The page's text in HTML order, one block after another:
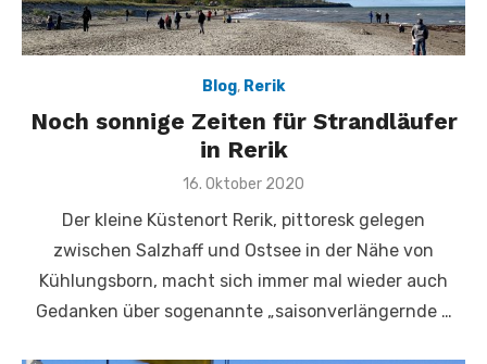
Blog, Rerik
Noch sonnige Zeiten für Strandläufer
in Rerik
Veröffentlicht
16. Oktober 2020
Der kleine Küstenort Rerik, pittoresk gelegen
zwischen Salzhaff und Ostsee in der Nähe von
Kühlungsborn, macht sich immer mal wieder auch
Gedanken über sogenannte „saisonverlängernde …